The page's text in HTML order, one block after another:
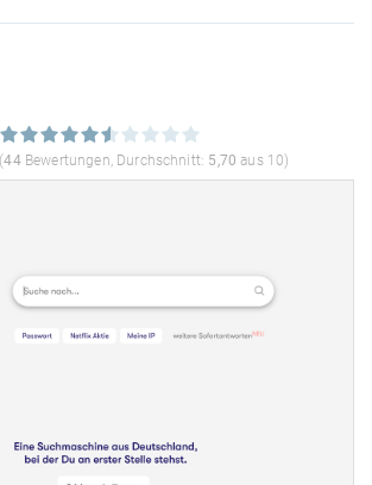
(44Bewertungen, Durchschnitt: 5,70 aus 10)